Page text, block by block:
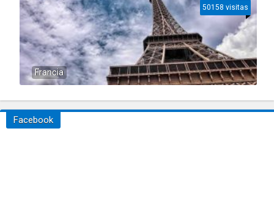
Francia
50158 visitas
Facebook